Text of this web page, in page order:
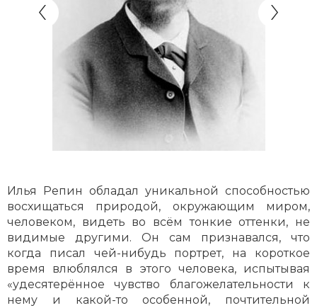
Илья Репин обладал уникальной способностью
восхищаться природой, окружающим миром,
человеком, видеть во всём тонкие оттенки, не
видимые другими. Он сам признавался, что
когда писал чей-нибудь портрет, на короткое
время влюблялся в этого человека, испытывая
«удесятерённое чувство благожелательности к
нему и какой-то особенной, почтительной